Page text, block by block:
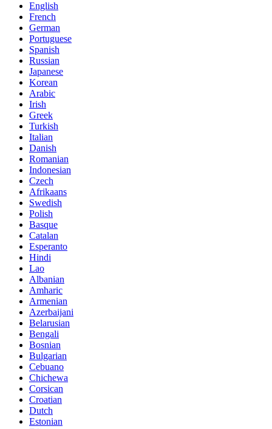
English
French
German
Portuguese
Spanish
Russian
Japanese
Korean
Arabic
Irish
Greek
Turkish
Italian
Danish
Romanian
Indonesian
Czech
Afrikaans
Swedish
Polish
Basque
Catalan
Esperanto
Hindi
Lao
Albanian
Amharic
Armenian
Azerbaijani
Belarusian
Bengali
Bosnian
Bulgarian
Cebuano
Chichewa
Corsican
Croatian
Dutch
Estonian